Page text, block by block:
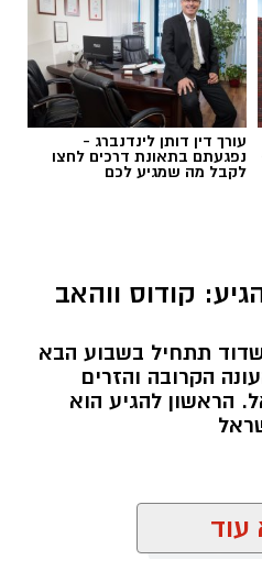
עורך דין דותן לינדנברג -
נפגעתם בתאונת דרכים לחצו
לקבל מה שמגיע לכם
קודוס ווהאב
תתחיל בשבוע הבא
הקרובה והזרים
הראשון להגיע הוא
עוד